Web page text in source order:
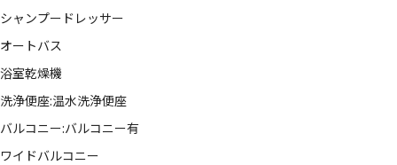
シャンプードレッサー
オートバス
浴室乾燥機
洗浄便座:温水洗浄便座
バルコニー:バルコニー有
ワイドバルコニー